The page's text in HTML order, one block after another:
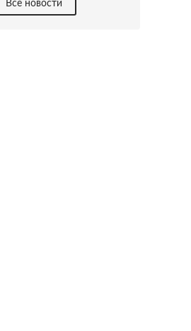
Все новости